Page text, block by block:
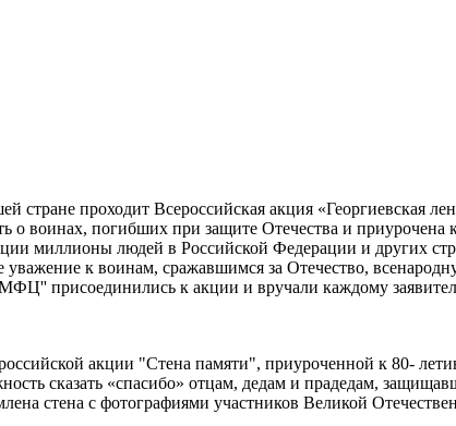
стране проходит Всероссийская акция «Георгиевская
о воинах, погибших при защите Отечества и
миллионы людей в Российской Федерации и других
уважение к воинам, сражавшимся за Отечество,
присоединились к акции и вручали каждому
акции "Стена памяти", приуроченной к 80-
сказать «спасибо» отцам, дедам и прадедам,
стена с фотографиями участников Великой